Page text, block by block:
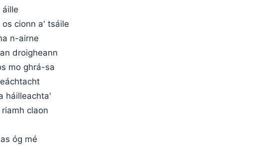
cionn a' tsáile
n-airne
droigheann
mo ghrá-sa
háilleachta'
claon
óg mé